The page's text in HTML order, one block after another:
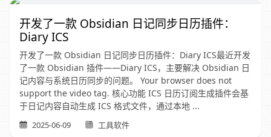
开发了一款 Obsidian 日记同步日历插件：
Diary ICS
开发了一款 Obsidian 日记同步日历插件：Diary ICS最近开发
了一款 Obsidian 插件——Diary ICS，主要解决 Obsidian 日
记内容与系统日历同步的问题。 Your browser does not
support the video tag. 核心功能 ICS 日历订阅生成插件会基
于日记内容自动生成 ICS 格式文件，通过本地 ...
2025-06-09 工具软件